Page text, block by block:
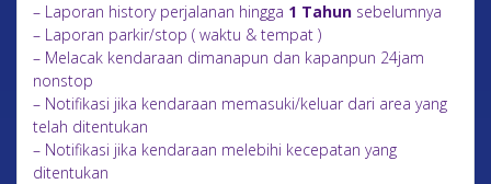
– Laporan history perjalanan hingga 1 Tahun sebelumnya
– Laporan parkir/stop ( waktu & tempat )
– Melacak kendaraan dimanapun dan kapanpun 24jam
nonstop
– Notifikasi jika kendaraan memasuki/keluar dari area yang
telah ditentukan
– Notifikasi jika kendaraan melebihi kecepatan yang
ditentukan